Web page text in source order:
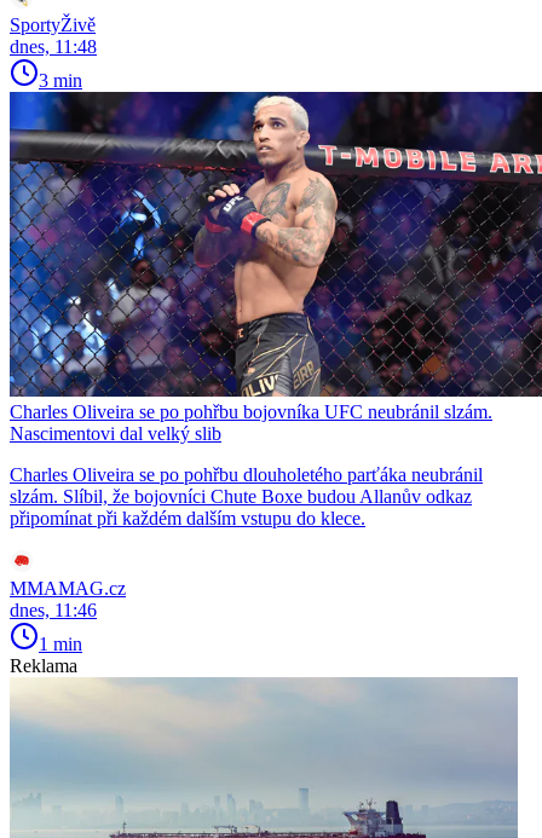
SportyŽivě
dnes, 11:48
3 min
Charles Oliveira se po pohřbu bojovníka UFC neubránil slzám.
Nascimentovi dal velký slib
Charles Oliveira se po pohřbu dlouholetého parťáka neubránil
slzám. Slíbil, že bojovníci Chute Boxe budou Allanův odkaz
připomínat při každém dalším vstupu do klece.
MMAMAG.cz
dnes, 11:46
1 min
Reklama